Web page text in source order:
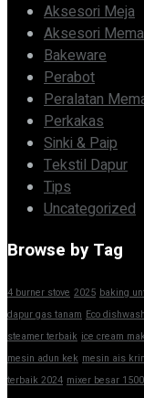
Aksesori Meja
Aksesori
Bakeware
Perabot
Peralatan
Perkakas
Sinki & Paip
Tekstil Dapur
Tips
Uncategorized
Browse by Tag
4 burner stove 2025 baking
dapur gas tanam Eco
steamer terbaik ice cream
mesin adun kek mesin ais
terbaik 2024 mixer besar